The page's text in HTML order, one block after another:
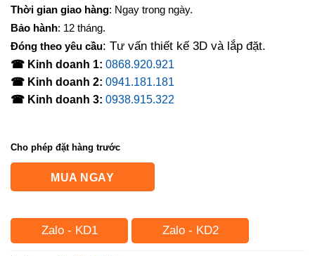
Thời gian giao hàng: Ngay trong ngày.
Bảo hành: 12 tháng.
Đóng theo yêu cầu: Tư vấn thiết kế 3D và lắp đặt.
☎ Kinh doanh 1: 0868.920.921
☎ Kinh doanh 2: 0941.181.181
☎ Kinh doanh 3: 0938.915.322
Cho phép đặt hàng trước
MUA NGAY
Zalo - KD1 Zalo - KD2